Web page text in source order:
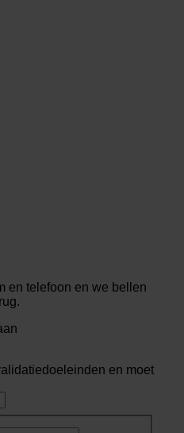
en telefoon en we bellen
en moet